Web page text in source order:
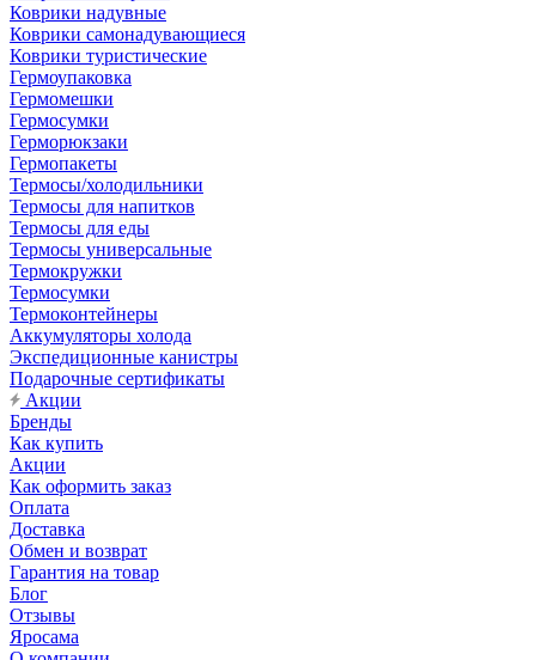
Коврики надувные
Коврики самонадувающиеся
Коврики туристические
Гермоупаковка
Гермомешки
Гермосумки
Герморюкзаки
Гермопакеты
Термосы/холодильники
Термосы для напитков
Термосы для еды
Термосы универсальные
Термокружки
Термосумки
Термоконтейнеры
Аккумуляторы холода
Экспедиционные канистры
Подарочные сертификаты
Акции
Бренды
Как купить
Акции
Как оформить заказ
Оплата
Доставка
Обмен и возврат
Гарантия на товар
Блог
Отзывы
Яросама